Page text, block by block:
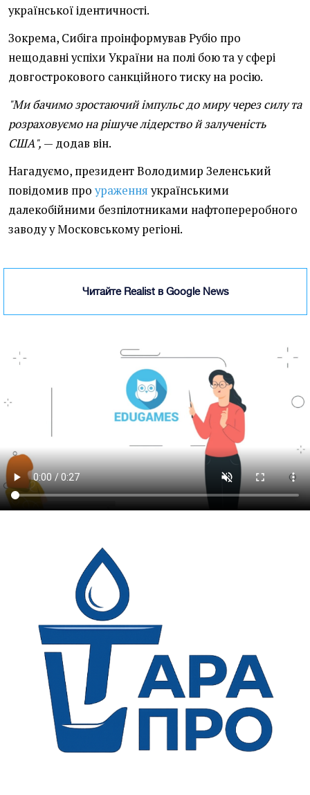
української ідентичності.
Зокрема, Сибіга проінформував Рубіо про
нещодавні успіхи України на полі бою та у сфері
довгострокового санкційного тиску на росію.
"Ми бачимо зростаючий імпульс до миру через силу та
розраховуємо на рішуче лідерство й залученість
США", — додав він.
Нагадуємо, президент Володимир Зеленський
повідомив про ураженняукраїнськими
далекобійними безпілотниками нафтопереробного
заводу у Московському регіоні.
Читайте Realist в Google News